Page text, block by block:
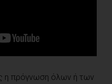
η πρόγνωση όλων ή των